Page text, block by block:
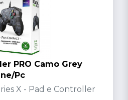
PRO Camo Grey
Pc
X - Pad e Controller